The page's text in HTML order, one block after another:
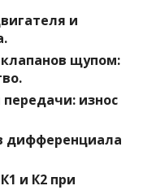
и
клапанов щупом:
износ
дифференциала
и К2 при